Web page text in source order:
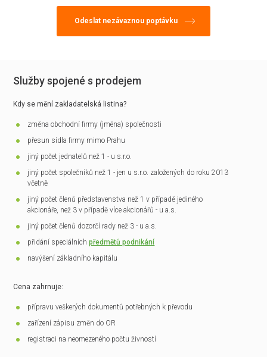
Služby spojené s prodejem
Kdy se mění zakladatelská listina?
změna obchodní firmy (jména) společnosti
přesun sídla firmy mimo Prahu
jiný počet jednatelů než 1 - u s.r.o.
jiný počet společníků než 1 - jen u s.r.o. založených do roku 2013
včetně
jiný počet členů představenstva než 1 v případě jediného
akcionáře, než 3 v případě více akcionářů - u a.s.
jiný počet členů dozorčí rady než 3 - u a.s.
přidání speciálníchpředmětů podnikání
navýšení základního kapitálu
Cena zahrnuje:
přípravu veškerých dokumentů potřebných k převodu
zařízení zápisu změn do OR
registraci na neomezeného počtu živností